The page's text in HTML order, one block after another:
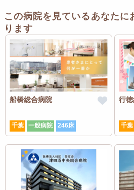
この病院を見ているあなたに
ります
船橋総合病院
千葉 一般病院 246床
行
千葉